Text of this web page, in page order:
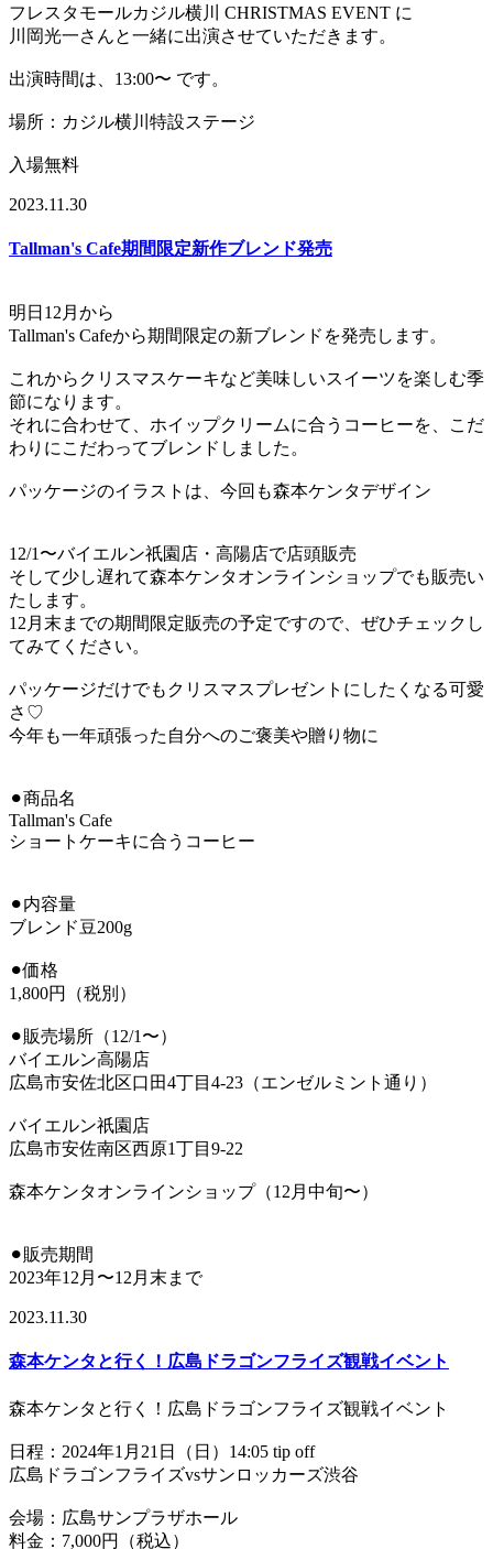
フレスタモールカジル横川 CHRISTMAS EVENT に
川岡光一さんと一緒に出演させていただきます。
出演時間は、13:00〜 です。
場所：カジル横川特設ステージ
入場無料
2023.11.30
Tallman's Cafe期間限定新作ブレンド発売
明日12月から
Tallman's Cafeから期間限定の新ブレンドを発売します。
これからクリスマスケーキなど美味しいスイーツを楽しむ季
節になります。
それに合わせて、ホイップクリームに合うコーヒーを、こだ
わりにこだわってブレンドしました。
パッケージのイラストは、今回も森本ケンタデザイン
12/1〜バイエルン祇園店・高陽店で店頭販売
そして少し遅れて森本ケンタオンラインショップでも販売い
たします。
12月末までの期間限定販売の予定ですので、ぜひチェックし
てみてください。
パッケージだけでもクリスマスプレゼントにしたくなる可愛
さ♡
今年も一年頑張った自分へのご褒美や贈り物に
⚫︎商品名
Tallman's Cafe
ショートケーキに合うコーヒー
⚫︎内容量
ブレンド豆200g
⚫︎価格
1,800円（税別）
⚫︎販売場所（12/1〜）
バイエルン高陽店
広島市安佐北区口田4丁目4-23（エンゼルミント通り）
バイエルン祇園店
広島市安佐南区西原1丁目9-22
森本ケンタオンラインショップ（12月中旬〜）
⚫︎販売期間
2023年12月〜12月末まで
2023.11.30
森本ケンタと行く！広島ドラゴンフライズ観戦イベント
森本ケンタと行く！広島ドラゴンフライズ観戦イベント
日程：2024年1月21日（日）14:05 tip off
広島ドラゴンフライズvsサンロッカーズ渋谷
会場：広島サンプラザホール
料金：7,000円（税込）